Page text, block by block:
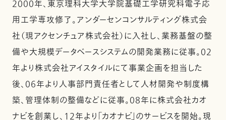
2000年、東京理科大学大学院基礎工学研究科電子応
用工学専攻修了。アンダーセンコンサルティング株式会
社（現アクセンチュア株式会社）に入社し、業務基盤の整
備や大規模データベースシステムの開発業務に従事。02
年より株式会社アイスタイルにて事業企画を担当した
後、06年より人事部門責任者として人材開発や制度構
築、管理体制の整備などに従事。08年に株式会社カオ
ナビを創業し、12年より「カオナビ」のサービスを開始。現